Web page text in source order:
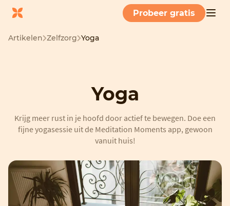
Probeer gratis
Artikelen Zelfzorg Yoga
Yoga
Krijg meer rust in je hoofd door actief te bewegen. Doe een
fijne yogasessie uit de Meditation Moments app, gewoon
vanuit huis!